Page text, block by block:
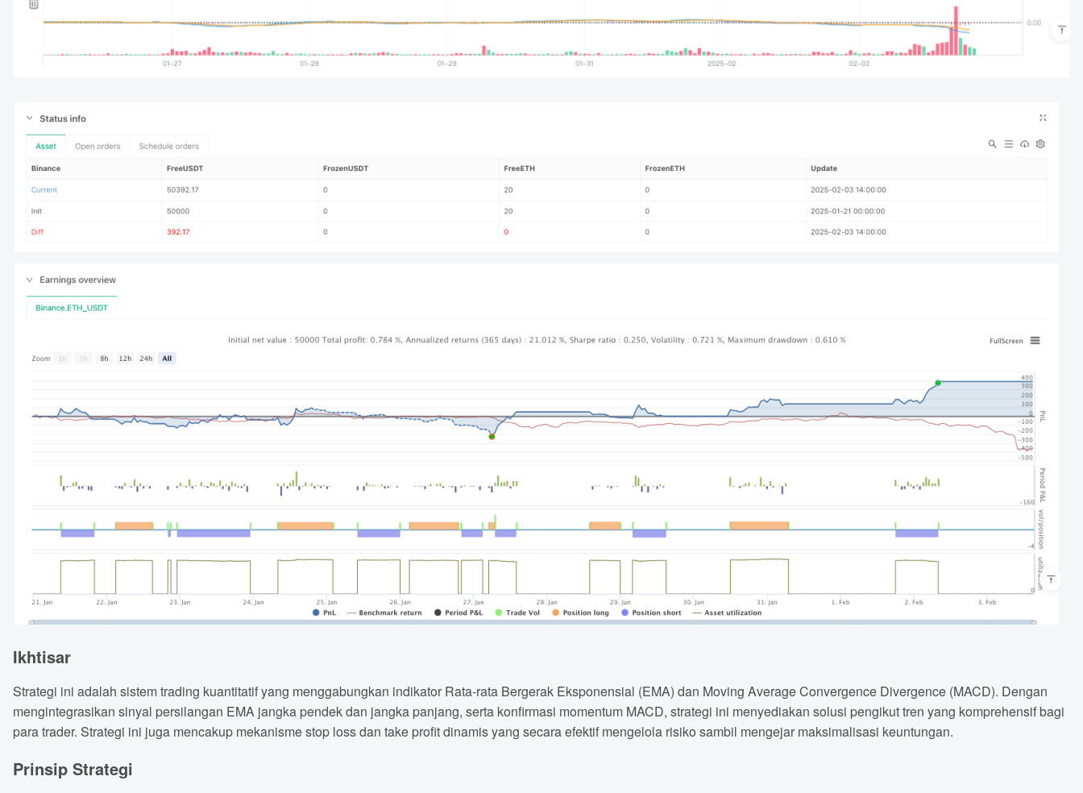
Ikhtisar
Strategi ini adalah sistem trading kuantitatif yang menggabungkan indikator Rata-rata Bergerak Eksponensial (EMA) dan Moving Average Convergence Divergence (MACD). Dengan
mengintegrasikan sinyal persilangan EMA jangka pendek dan jangka panjang, serta konfirmasi momentum MACD, strategi ini menyediakan solusi pengikut tren yang komprehensif bagi
para trader. Strategi ini juga mencakup mekanisme stop loss dan take profit dinamis yang secara efektif mengelola risiko sambil mengejar maksimalisasi keuntungan.
Prinsip Strategi